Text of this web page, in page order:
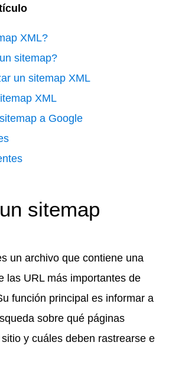
XML?
sitemap?
un sitemap XML
XML
a Google
sitemap
un archivo que contiene una
las URL más importantes de
función principal es informar a
sobre qué páginas
y cuáles deben rastrearse e